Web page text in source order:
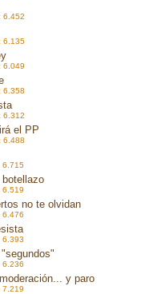
6.452
6.135
6.049
6.358
6.312
el PP
6.488
6.715
no te olvidan
y paro